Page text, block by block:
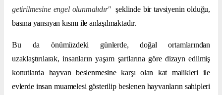
getirilmesine engel olunmalıdır" şeklinde bir tavsiyenin olduğu,
basına yansıyan kısmı ile anlaşılmaktadır.
Bu da önümüzdeki günlerde, doğal ortamlarından
uzaklaştırılarak, insanların yaşam şartlarına göre dizayn edilmiş
konutlarda hayvan beslenmesine karşı olan kat malikleri ile
evlerde insan muamelesi gösterilip beslenen hayvanların sahipleri